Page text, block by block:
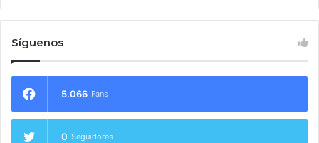
Síguenos
5.066 Fans
0 Seguidores